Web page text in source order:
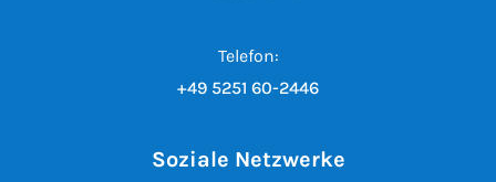
Telefon:
+49 5251 60-2446
Soziale Netzwerke